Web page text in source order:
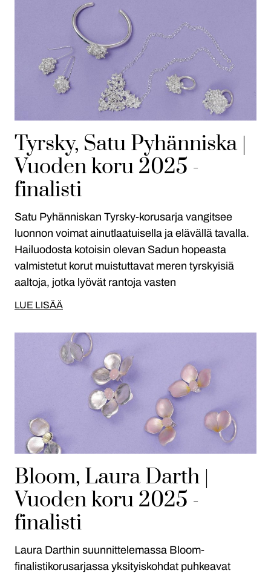
Tyrsky, Satu Pyhänniska |
Vuoden koru 2025 -
finalisti
Satu Pyhänniskan Tyrsky-korusarja vangitsee
luonnon voimat ainutlaatuisella ja elävällä tavalla.
Hailuodosta kotoisin olevan Sadun hopeasta
valmistetut korut muistuttavat meren tyrskyisiä
aaltoja, jotka lyövät rantoja vasten
LUE LISÄÄ
Bloom, Laura Darth |
Vuoden koru 2025 -
finalisti
Laura Darthin suunnittelemassa Bloom-
finalistikorusarjassa yksityiskohdat puhkeavat